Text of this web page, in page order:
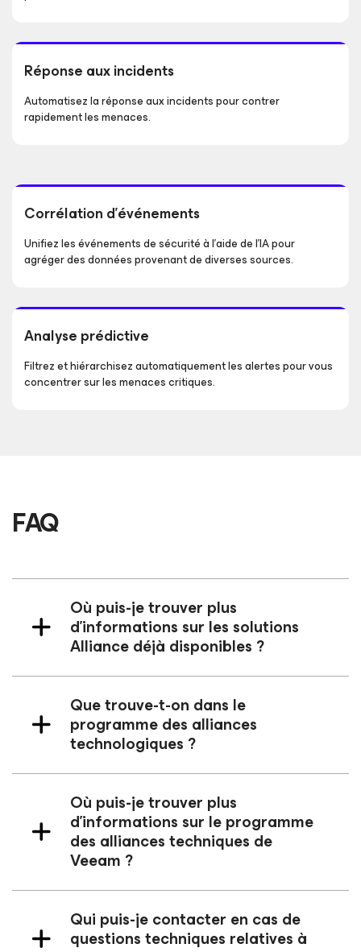
Réponse aux incidents
Automatisez la réponse aux incidents pour contrer
rapidement les menaces.
Corrélation d’événements
Unifiez les événements de sécurité à l’aide de l’IA pour
agréger des données provenant de diverses sources.
Analyse prédictive
Filtrez et hiérarchisez automatiquement les alertes pour vous
concentrer sur les menaces critiques.
FAQ
Où puis-je trouver plus
d’informations sur les solutions
Alliance déjà disponibles ?
Que trouve-t-on dans le
programme des alliances
technologiques ?
Où puis-je trouver plus
d’informations sur le programme
des alliances techniques de
Veeam ?
Qui puis-je contacter en cas de
questions techniques relatives à